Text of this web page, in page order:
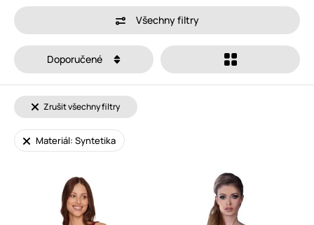
Všechny filtry
Doporučené
Zrušit všechny filtry
Materiál: Syntetika